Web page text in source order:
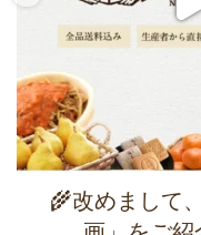
🌾改めまして